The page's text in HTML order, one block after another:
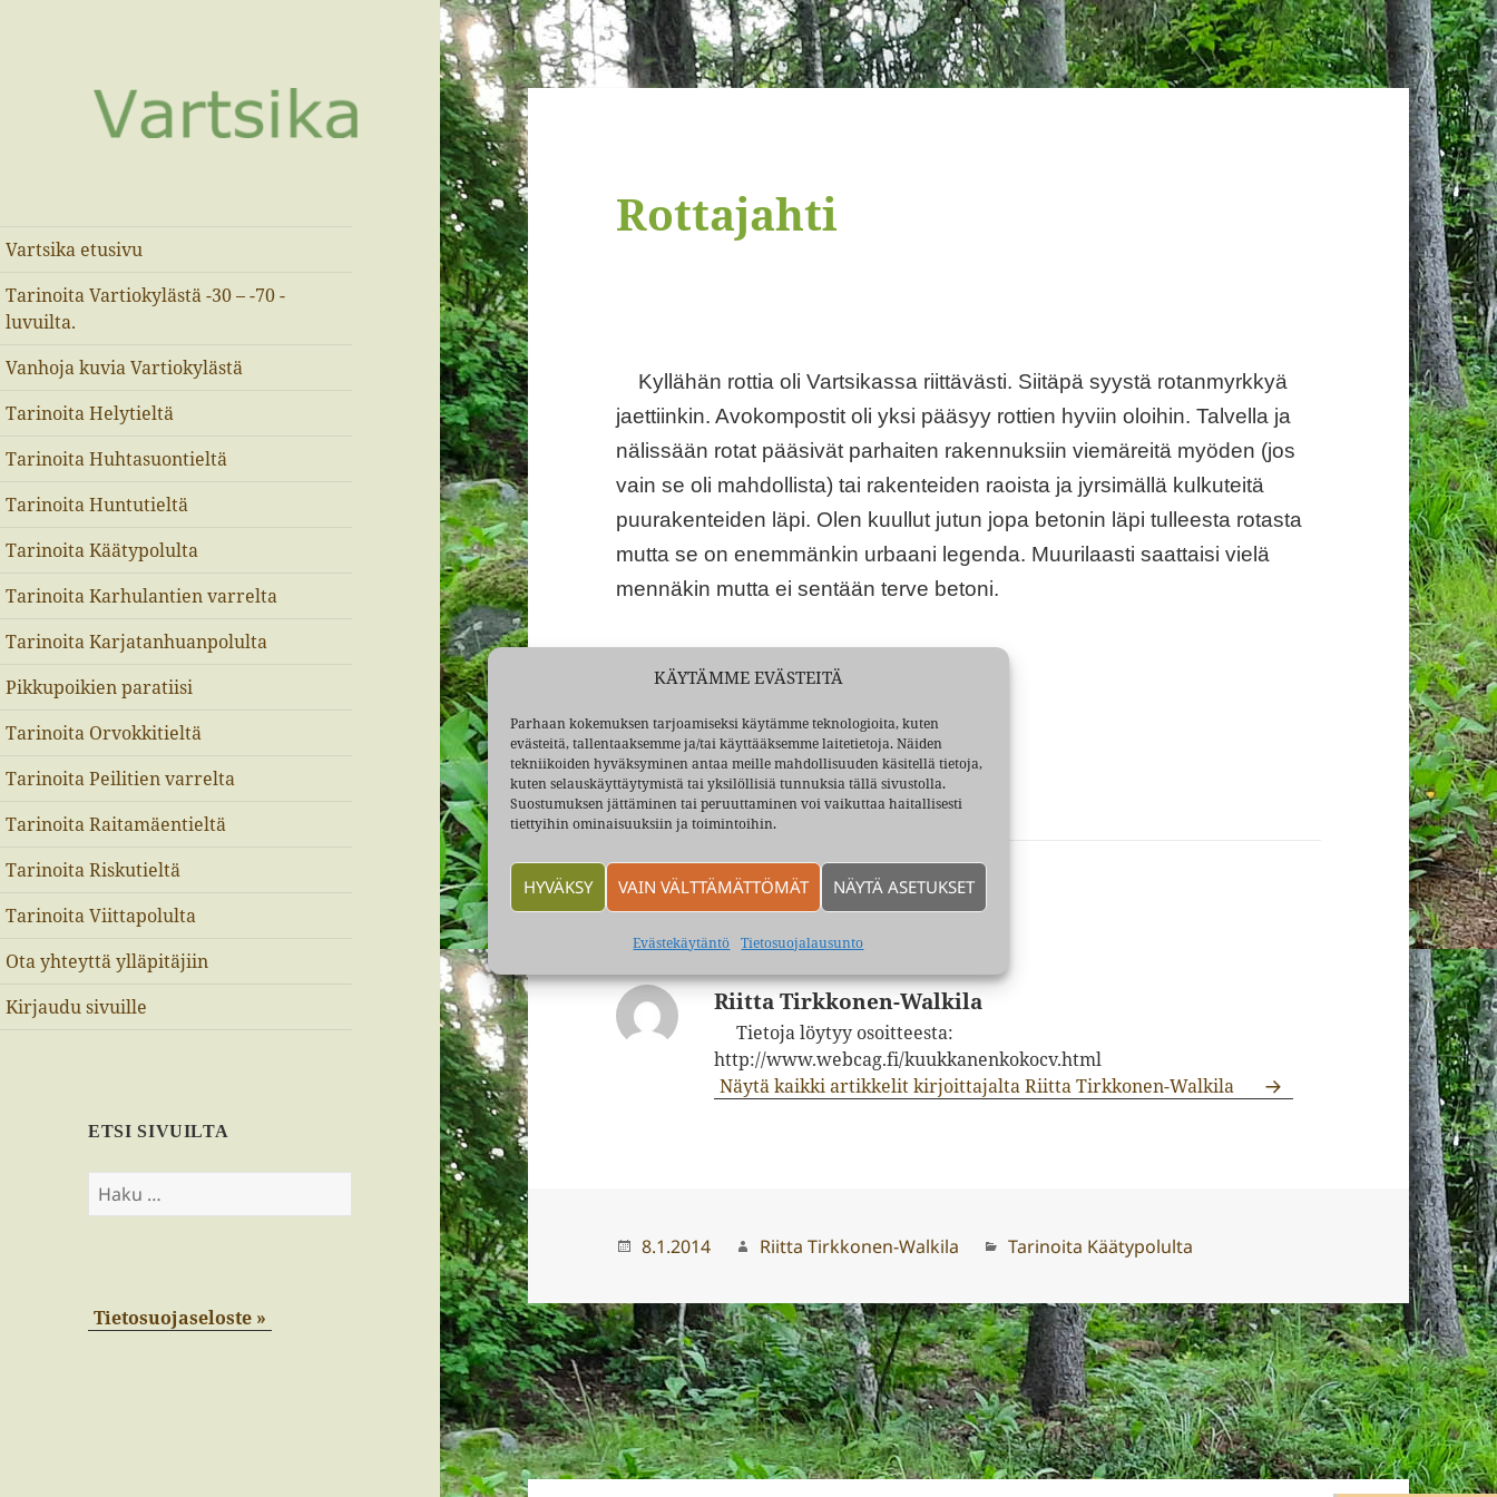
KÄYTÄMME EVÄSTEITÄ
Parhaan kokemuksen tarjoamiseksi käytämme teknologioita, kuten
evästeitä, tallentaaksemme ja/tai käyttääksemme laitetietoja. Näiden
tekniikoiden hyväksyminen antaa meille mahdollisuuden käsitellä tietoja,
kuten selauskäyttäytymistä tai yksilöllisiä tunnuksia tällä sivustolla.
Suostumuksen jättäminen tai peruuttaminen voi vaikuttaa haitallisesti
tiettyihin ominaisuuksiin ja toimintoihin.
HYVÄKSY VAIN VÄLTTÄMÄTTÖMÄT NÄYTÄ ASETUKSET
Evästekäytäntö Tietosuojalausunto
Vartsika etusivu
Tarinoita Vartiokylästä -30 – -70 -
luvuilta.
Vanhoja kuvia Vartiokylästä
Tarinoita Helytieltä
Tarinoita Huhtasuontieltä
Tarinoita Huntutieltä
Tarinoita Käätypolulta
Tarinoita Karhulantien varrelta
Tarinoita Karjatanhuanpolulta
Pikkupoikien paratiisi
Tarinoita Orvokkitieltä
Tarinoita Peilitien varrelta
Tarinoita Raitamäentieltä
Tarinoita Riskutieltä
Tarinoita Viittapolulta
Ota yhteyttä ylläpitäjiin
Kirjaudu sivuille
ETSI SIVUILTA
Haku:
Tietosuojaseloste »
Rottajahti
Kyllähän rottia oli Vartsikassa riittävästi. Siitäpä syystä rotanmyrkkyä
jaettiinkin. Avokompostit oli yksi pääsyy rottien hyviin oloihin. Talvella ja
nälissään rotat pääsivät parhaiten rakennuksiin viemäreitä myöden (jos
vain se oli mahdollista) tai rakenteiden raoista ja jyrsimällä kulkuteitä
puurakenteiden läpi. Olen kuullut jutun jopa betonin läpi tulleesta rotasta
mutta se on enemmänkin urbaani legenda. Muurilaasti saattaisi vielä
mennäkin mutta ei sentään terve betoni.
Sivut: Sivu
1 ,
Sivu
2
TIETOA KIRJOITTAJASTA
Riitta Tirkkonen-Walkila
Tietoja löytyy osoitteesta:
http://www.webcag.fi/kuukkanenkokocv.html
Näytä kaikki artikkelit kirjoittajalta Riitta Tirkkonen-Walkila
Julkaistu
8.1.2014 Kirjoittaja
Riitta Tirkkonen-Walkila Kategoriat
Tarinoita Käätypolulta
Artikkelien
selaus